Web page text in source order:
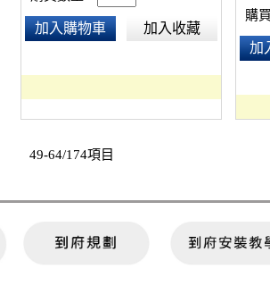
加入購物車 加入收藏
購
加
49-64/174項目